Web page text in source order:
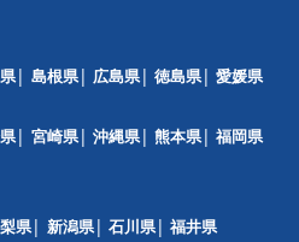
島根県 広島県 徳島県
愛媛県
宮崎県 沖縄県 熊本県
福岡県
県 新潟県 石川県
福井県